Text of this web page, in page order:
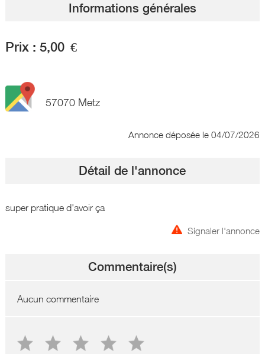
Informations générales
Prix : 5,00 €
57070 Metz
Annonce déposée le 04/07/2026
Détail de l'annonce
super pratique d'avoir ça
Signaler l'annonce
Commentaire(s)
Aucun commentaire